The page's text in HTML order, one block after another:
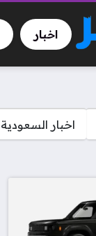
اخبار
اخبار السعودية